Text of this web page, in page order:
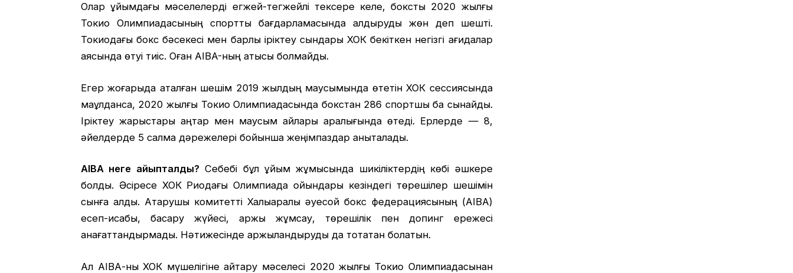
Олар ұйымдағы мәселелерді егжей-тегжейлі тексере келе, боксты 2020 жылғы
Токио Олимпиадасының спорттық бағдарламасында қалдыруды жөн деп шешті.
Токиодағы бокс бәсекесі мен барлық іріктеу сындары ХОК бекіткен негізгі қағидалар
аясында өтуі тиіс. Оған AIBA-ның қатысы болмайды.
Егер жоғарыда аталған шешім 2019 жылдың маусымында өтетін ХОК сессиясында
мақұлданса, 2020 жылғы Токио Олимпиадасында бокстан 286 спортшы бақ сынайды.
Іріктеу жарыстары қаңтар мен маусым айлары аралығында өтеді. Ерлерде — 8,
әйелдерде 5 салмақ дәрежелері бойынша жеңімпаздар анықталады.
AIBA неге айыпталды? Себебі бұл ұйым жұмысында шикіліктердің көбі әшкере
болды. Әсіресе ХОК Риодағы Олимпиада ойындары кезіндегі төрешілер шешімін
сынға алды. Атқарушы комитетті Халықаралық әуесқой бокс федерациясының (AIBA)
есеп-қисабы, басқару жүйесі, қаржы жұмсау, төрешілік пен допинг ережесі
қанағаттандырмады. Нәтижесінде қаржыландыруды да тоқтатқан болатын.
Ал АІВА-ны ХОК мүшелігіне қайтару мәселесі 2020 жылғы Токио Олимпиадасынан